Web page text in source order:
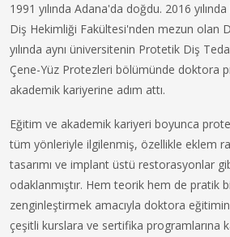
1991 yılında Adana'da doğdu. 2016
Diş Hekimliği Fakültesi'nden mezun olan
yılında aynı üniversitenin Protetik Diş
Çene-Yüz Protezleri bölümünde doktora
akademik kariyerine adım attı.
Eğitim ve akademik kariyeri boyunca
tüm yönleriyle ilgilenmiş, özellikle eklem
tasarımı ve implant üstü restorasyonlar
odaklanmıştır. Hem teorik hem de pratik
zenginleştirmek amacıyla doktora
çeşitli kurslara ve sertifika programlarına